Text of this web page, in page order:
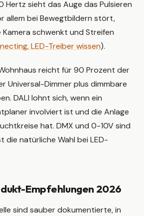
Hertz sieht das Auge das Pulsieren
allem bei Bewegtbildern stört,
schwenkt und Streifen
LED-Treiber wissen).
reicht für 90 Prozent der
Universal-Dimmer plus dimmbare
DALI lohnt sich, wenn ein
involviert ist und die Anlage
hat. DMX und 0-10V sind
die natürliche Wahl bei LED-
Empfehlungen 2026
sind sauber dokumentierte, in